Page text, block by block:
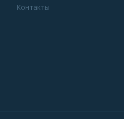
Контакты